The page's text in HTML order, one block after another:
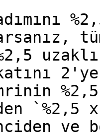
`%2,5
ve